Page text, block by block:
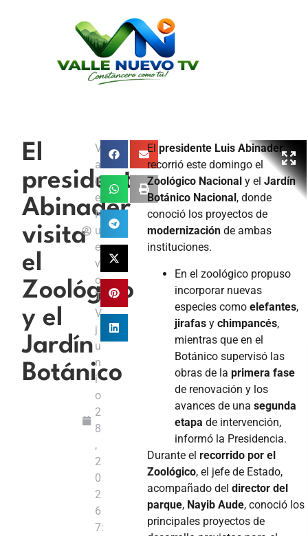
El
presidente
Abinader
visita
el
Zoológico
y el
Jardín
Botánico
V
a
ll
e
N
u
e
v
o
T
V
j
u
n
i
o
2
8
,
2
0
2
6
7:
Elpresidente Luis Abinader
recorrió este domingo el
Zoológico Nacional y elJardín
Botánico Nacional , donde
conoció los proyectos de
modernización de ambas
instituciones.
En el zoológico propuso
incorporar nuevas
especies comoelefantes,
jirafas ychimpancés,
mientras que en el
Botánico supervisó las
obras de laprimera fase
de renovación y los
avances de unasegunda
etapa de intervención,
informó la Presidencia.
Durante elrecorrido por el
Zoológico, el jefe de Estado,
acompañado deldirector del
parque, Nayib Aude, conoció los
principales proyectos de